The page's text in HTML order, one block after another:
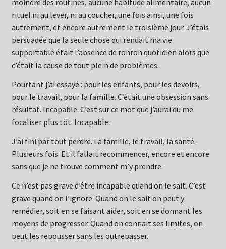
moindre des routines, aucune habitude alimentaire, aucun
rituel ni au lever, ni au coucher, une fois ainsi, une fois
autrement, et encore autrement le troisième jour. J’étais
persuadée que la seule chose qui rendait ma vie
supportable était l’absence de ronron quotidien alors que
c’était la cause de tout plein de problèmes.
Pourtant j’ai essayé : pour les enfants, pour les devoirs,
pour le travail, pour la famille. C’était une obsession sans
résultat. Incapable. C’est sur ce mot que j’aurai du me
focaliser plus tôt. Incapable.
J’ai fini par tout perdre. La famille, le travail, la santé.
Plusieurs fois. Et il fallait recommencer, encore et encore
sans que je ne trouve comment m’y prendre.
Ce n’est pas grave d’être incapable quand on le sait. C’est
grave quand on l’ignore. Quand on le sait on peut y
remédier, soit en se faisant aider, soit en se donnant les
moyens de progresser. Quand on connait ses limites, on
peut les repousser sans les outrepasser.